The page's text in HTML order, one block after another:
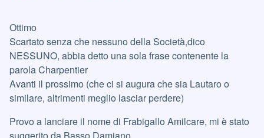
Ottimo
Scartato senza che nessuno della Società,dico
NESSUNO, abbia detto una sola frase contenente la
parola Charpentier
Avanti il prossimo (che ci si augura che sia Lautaro o
similare, altrimenti meglio lasciar perdere)
Provo a lanciare il nome di Frabigallo Amilcare, mi è stato